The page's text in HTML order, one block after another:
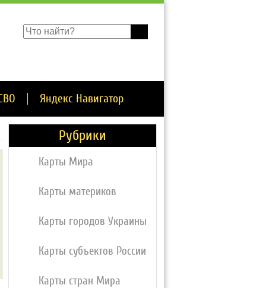
Яндекс Навигатор
Рубрики
Карты Мира
Карты материков
Карты городов Украины
Карты субъектов России
Карты стран Мира